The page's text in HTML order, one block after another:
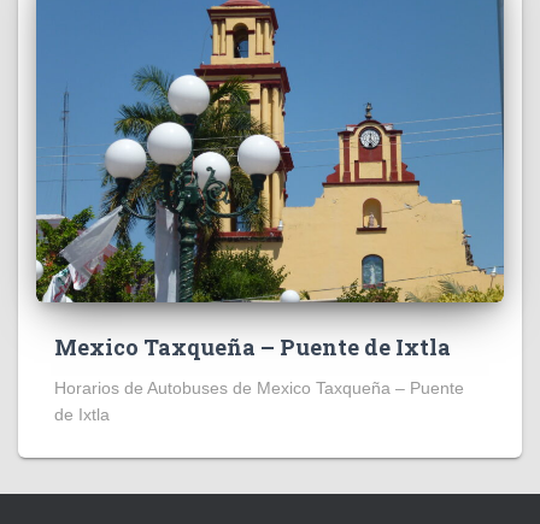
Mexico Taxqueña – Puente de Ixtla
Horarios de Autobuses de Mexico Taxqueña – Puente
de Ixtla